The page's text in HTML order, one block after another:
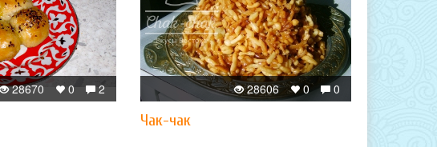
2
0
28670 0
0
28606
Чак-чак